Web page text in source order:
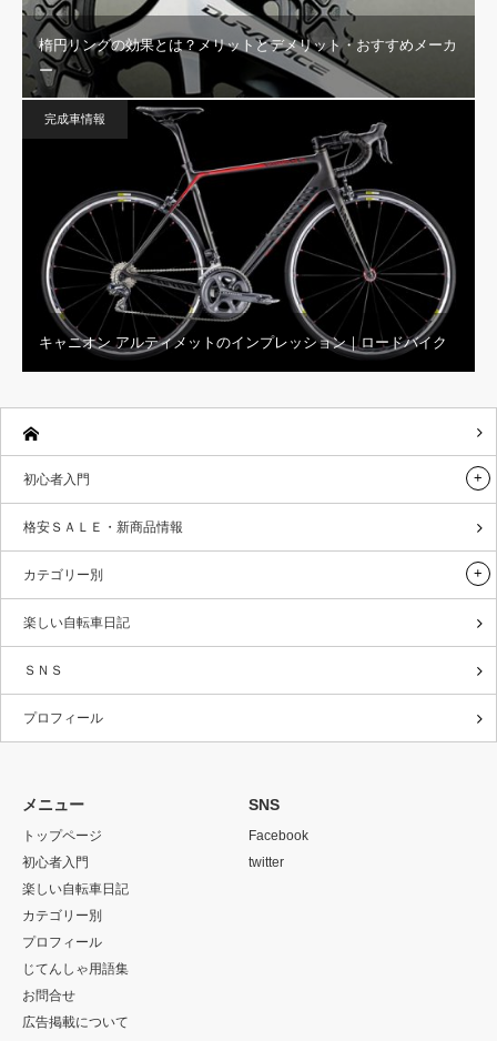
楕円リングの効果とは？メリットとデメリット・おすすめメーカ
ー
完成車情報
キャニオン アルティメットのインプレッション｜ロードバイク
初心者入門
格安ＳＡＬＥ・新商品情報
カテゴリー別
楽しい自転車日記
ＳＮＳ
プロフィール
メニュー
トップページ
初心者入門
楽しい自転車日記
カテゴリー別
プロフィール
じてんしゃ用語集
お問合せ
広告掲載について
SNS
Facebook
twitter